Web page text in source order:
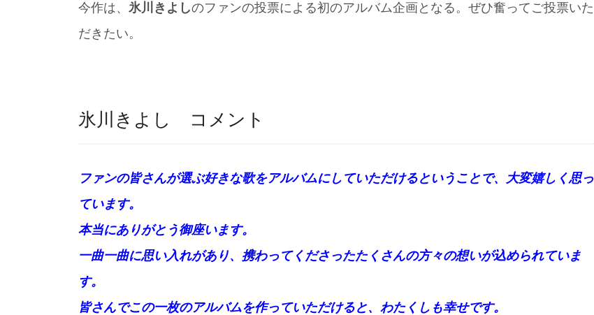
今作は、 氷川きよしのファンの投票による初のアルバム企画となる。ぜひ奮ってご投票いた
だきたい。
氷川きよし コメント
ファンの皆さんが選ぶ好きな歌をアルバムにしていただけるということで、大変嬉しく思っ
ています。
本当にありがとう御座います。
一曲一曲に思い入れがあり、携わってくださったたくさんの方々の想いが込められていま
す。
皆さんでこの一枚のアルバムを作っていただけると、わたくしも幸せです。